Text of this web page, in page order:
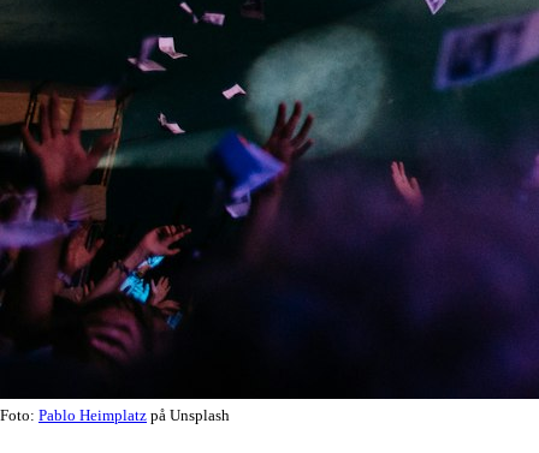
Foto: Pablo Heimplatz på Unsplash